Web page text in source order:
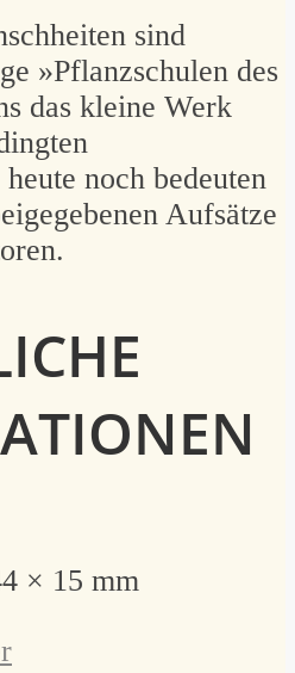
sind
»Pflanzschulen des
das kleine Werk
noch bedeuten
Aufsätze
× 15 mm